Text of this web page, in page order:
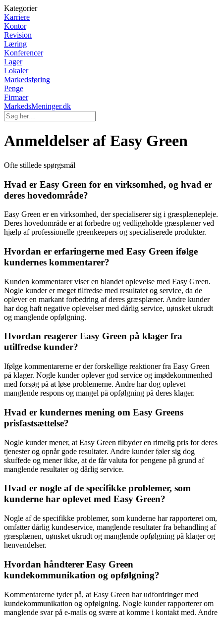
Kategorier
Karriere
Kontor
Revision
Læring
Konferencer
Lager
Lokaler
Markedsføring
Penge
Firmaer
MarkedsMeninger.dk
Anmeldelser af Easy Green
Ofte stillede spørgsmål
Hvad er Easy Green for en virksomhed, og hvad er
deres hovedområde?
Easy Green er en virksomhed, der specialiserer sig i græsplænepleje.
Deres hovedområde er at forbedre og vedligeholde græsplæner ved
hjælp af professionelle greenkeepers og specialiserede produkter.
Hvordan er erfaringerne med Easy Green ifølge
kundernes kommentarer?
Kunden kommentarer viser en blandet oplevelse med Easy Green.
Nogle kunder er meget tilfredse med resultatet og service, da de
oplever en markant forbedring af deres græsplæner. Andre kunder
har dog haft negative oplevelser med dårlig service, uønsket ukrudt
og manglende opfølgning.
Hvordan reagerer Easy Green på klager fra
utilfredse kunder?
Ifølge kommentarerne er der forskellige reaktioner fra Easy Green
på klager. Nogle kunder oplever god service og imødekommenhed
med forsøg på at løse problemerne. Andre har dog oplevet
manglende respons og mangel på opfølgning på deres klager.
Hvad er kundernes mening om Easy Greens
prisfastsættelse?
Nogle kunder mener, at Easy Green tilbyder en rimelig pris for deres
tjenester og opnår gode resultater. Andre kunder føler sig dog
skuffede og mener ikke, at de får valuta for pengene på grund af
manglende resultater og dårlig service.
Hvad er nogle af de specifikke problemer, som
kunderne har oplevet med Easy Green?
Nogle af de specifikke problemer, som kunderne har rapporteret om,
omfatter dårlig kundeservice, manglende resultater fra behandling af
græsplænen, uønsket ukrudt og manglende opfølgning på klager og
henvendelser.
Hvordan håndterer Easy Green
kundekommunikation og opfølgning?
Kommentarerne tyder på, at Easy Green har udfordringer med
kundekommunikation og opfølgning. Nogle kunder rapporterer om
manglende svar på e-mails og svære at komme i kontakt med. Andre